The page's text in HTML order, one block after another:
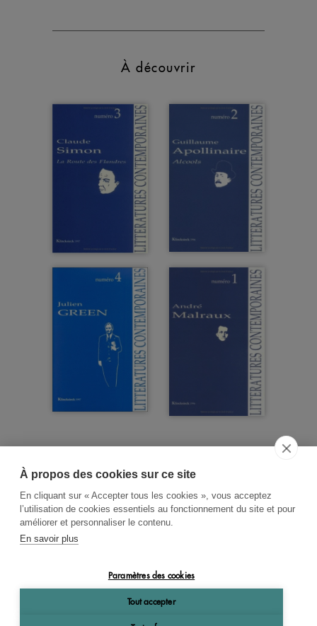
À propos des cookies sur ce site
En cliquant sur « Accepter tous les cookies », vous acceptez
l’utilisation de cookies essentiels au fonctionnement du site et pour
améliorer et personnaliser le contenu.
En savoir plus
Paramètres des cookies
Tout accepter
À découvrir
RECHERCHE THÉMATIQUE
OK